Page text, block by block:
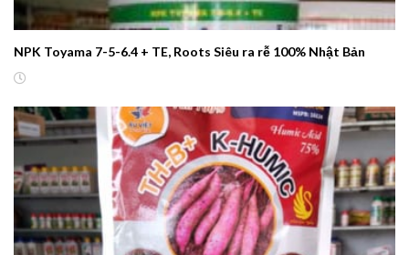
NPK Toyama 7-5-6.4 + TE, Roots Siêu ra rễ 100% Nhật Bản